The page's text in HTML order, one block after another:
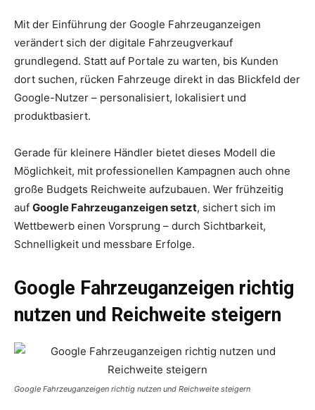
Mit der Einführung der Google Fahrzeuganzeigen
verändert sich der digitale Fahrzeugverkauf
grundlegend. Statt auf Portale zu warten, bis Kunden
dort suchen, rücken Fahrzeuge direkt in das Blickfeld der
Google-Nutzer – personalisiert, lokalisiert und
produktbasiert.
Gerade für kleinere Händler bietet dieses Modell die
Möglichkeit, mit professionellen Kampagnen auch ohne
große Budgets Reichweite aufzubauen. Wer frühzeitig
auf Google Fahrzeuganzeigen setzt, sichert sich im
Wettbewerb einen Vorsprung – durch Sichtbarkeit,
Schnelligkeit und messbare Erfolge.
Google Fahrzeuganzeigen richtig
nutzen und Reichweite steigern
Google Fahrzeuganzeigen richtig nutzen und Reichweite steigern